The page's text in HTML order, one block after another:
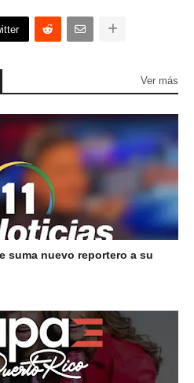
Ver más
suma nuevo reportero a su